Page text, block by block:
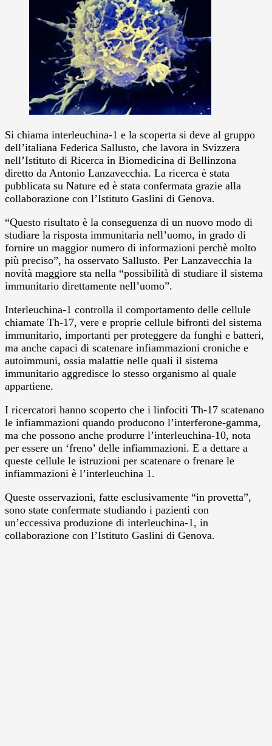
Si chiama interleuchina-1 e la scoperta si deve al gruppo
dell’italiana Federica Sallusto, che lavora in Svizzera
nell’Istituto di Ricerca in Biomedicina di Bellinzona
diretto da Antonio Lanzavecchia. La ricerca è stata
pubblicata su Nature ed è stata confermata grazie alla
collaborazione con l’Istituto Gaslini di Genova.
“Questo risultato è la conseguenza di un nuovo modo di
studiare la risposta immunitaria nell’uomo, in grado di
fornire un maggior numero di informazioni perchè molto
più preciso”, ha osservato Sallusto. Per Lanzavecchia la
novità maggiore sta nella “possibilità di studiare il sistema
immunitario direttamente nell’uomo”.
Interleuchina-1 controlla il comportamento delle cellule
chiamate Th-17, vere e proprie cellule bifronti del sistema
immunitario, importanti per proteggere da funghi e batteri,
ma anche capaci di scatenare infiammazioni croniche e
autoimmuni, ossia malattie nelle quali il sistema
immunitario aggredisce lo stesso organismo al quale
appartiene.
I ricercatori hanno scoperto che i linfociti Th-17 scatenano
le infiammazioni quando producono l’interferone-gamma,
ma che possono anche produrre l’interleuchina-10, nota
per essere un ‘freno’ delle infiammazioni. E a dettare a
queste cellule le istruzioni per scatenare o frenare le
infiammazioni è l’interleuchina 1.
Queste osservazioni, fatte esclusivamente “in provetta”,
sono state confermate studiando i pazienti con
un’eccessiva produzione di interleuchina-1, in
collaborazione con l’Istituto Gaslini di Genova.